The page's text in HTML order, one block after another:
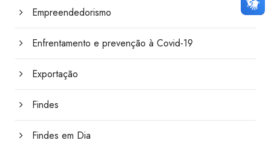
Empreendedorismo
Enfrentamento e prevenção à Covid-19
Exportação
Findes
Findes em Dia